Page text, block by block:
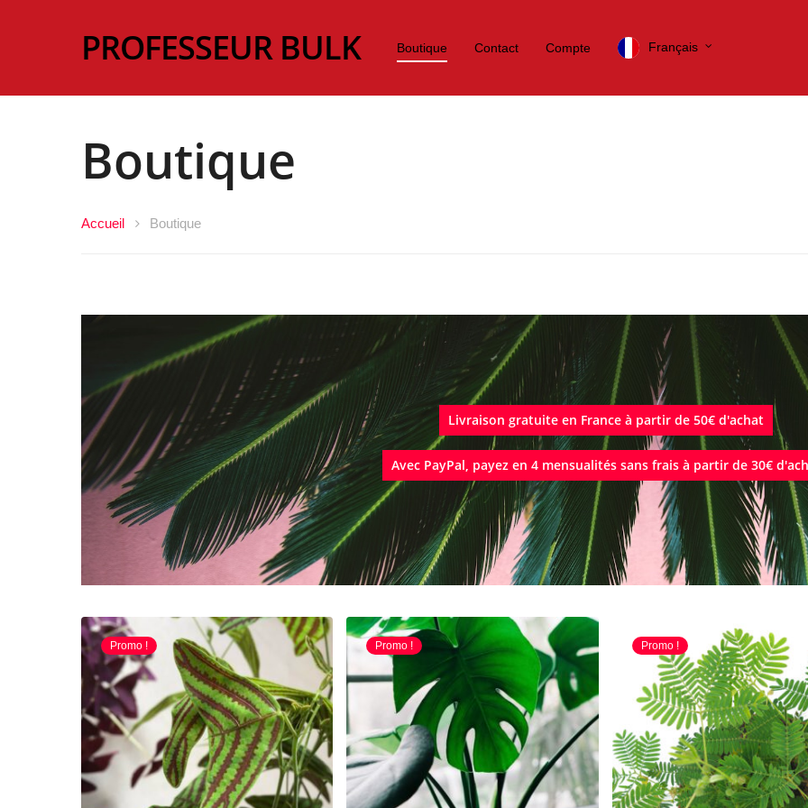
PROFESSEUR BULK Boutique Contact Compte Français
Boutique
Accueil Boutique
Livraison gratuite en France à partir de 50€ d'achat
Avec PayPal, payez en 4 mensualités sans frais à partir de 30€
Promo ! Promo ! Promo !